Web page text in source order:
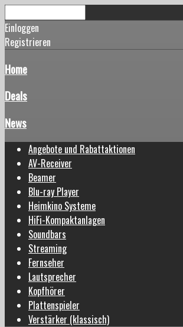
Einloggen
Registrieren
Home
Deals
News
Angebote und Rabattaktionen
AV-Receiver
Beamer
Blu-ray Player
Heimkino Systeme
HiFi-Kompaktanlagen
Soundbars
Streaming
Fernseher
Lautsprecher
Kopfhörer
Plattenspieler
Verstärker (klassisch)